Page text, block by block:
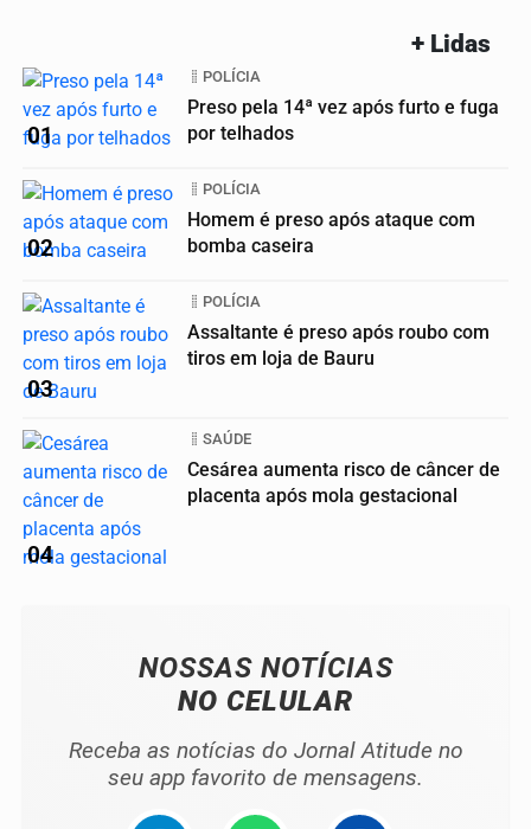
+ Lidas
01
POLÍCIA
Preso pela 14ª vez após furto e fuga
por telhados
02
POLÍCIA
Homem é preso após ataque com
bomba caseira
03
POLÍCIA
Assaltante é preso após roubo com
tiros em loja de Bauru
04
SAÚDE
Cesárea aumenta risco de câncer de
placenta após mola gestacional
NOSSAS NOTÍCIAS
NO CELULAR
Receba as notícias do Jornal Atitude no
seu app favorito de mensagens.